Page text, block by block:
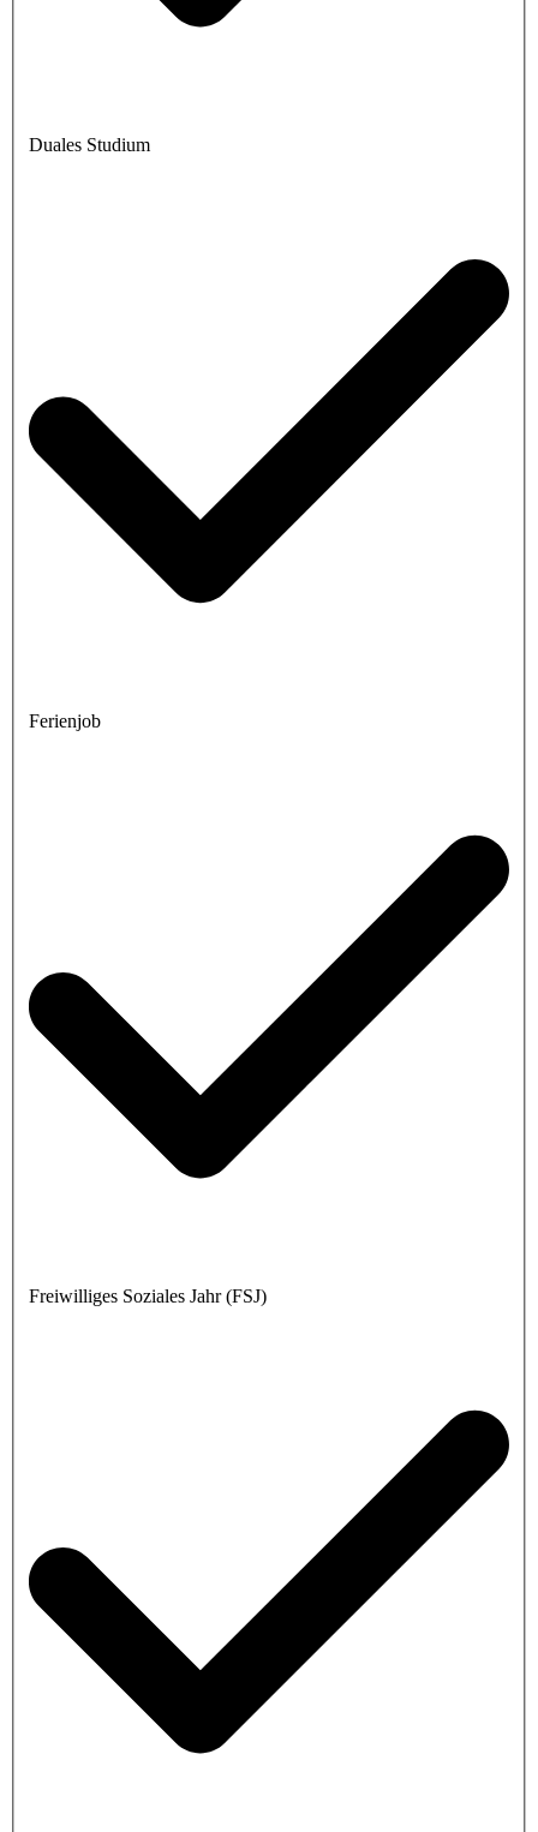
Duales Studium
Ferienjob
Freiwilliges Soziales Jahr (FSJ)